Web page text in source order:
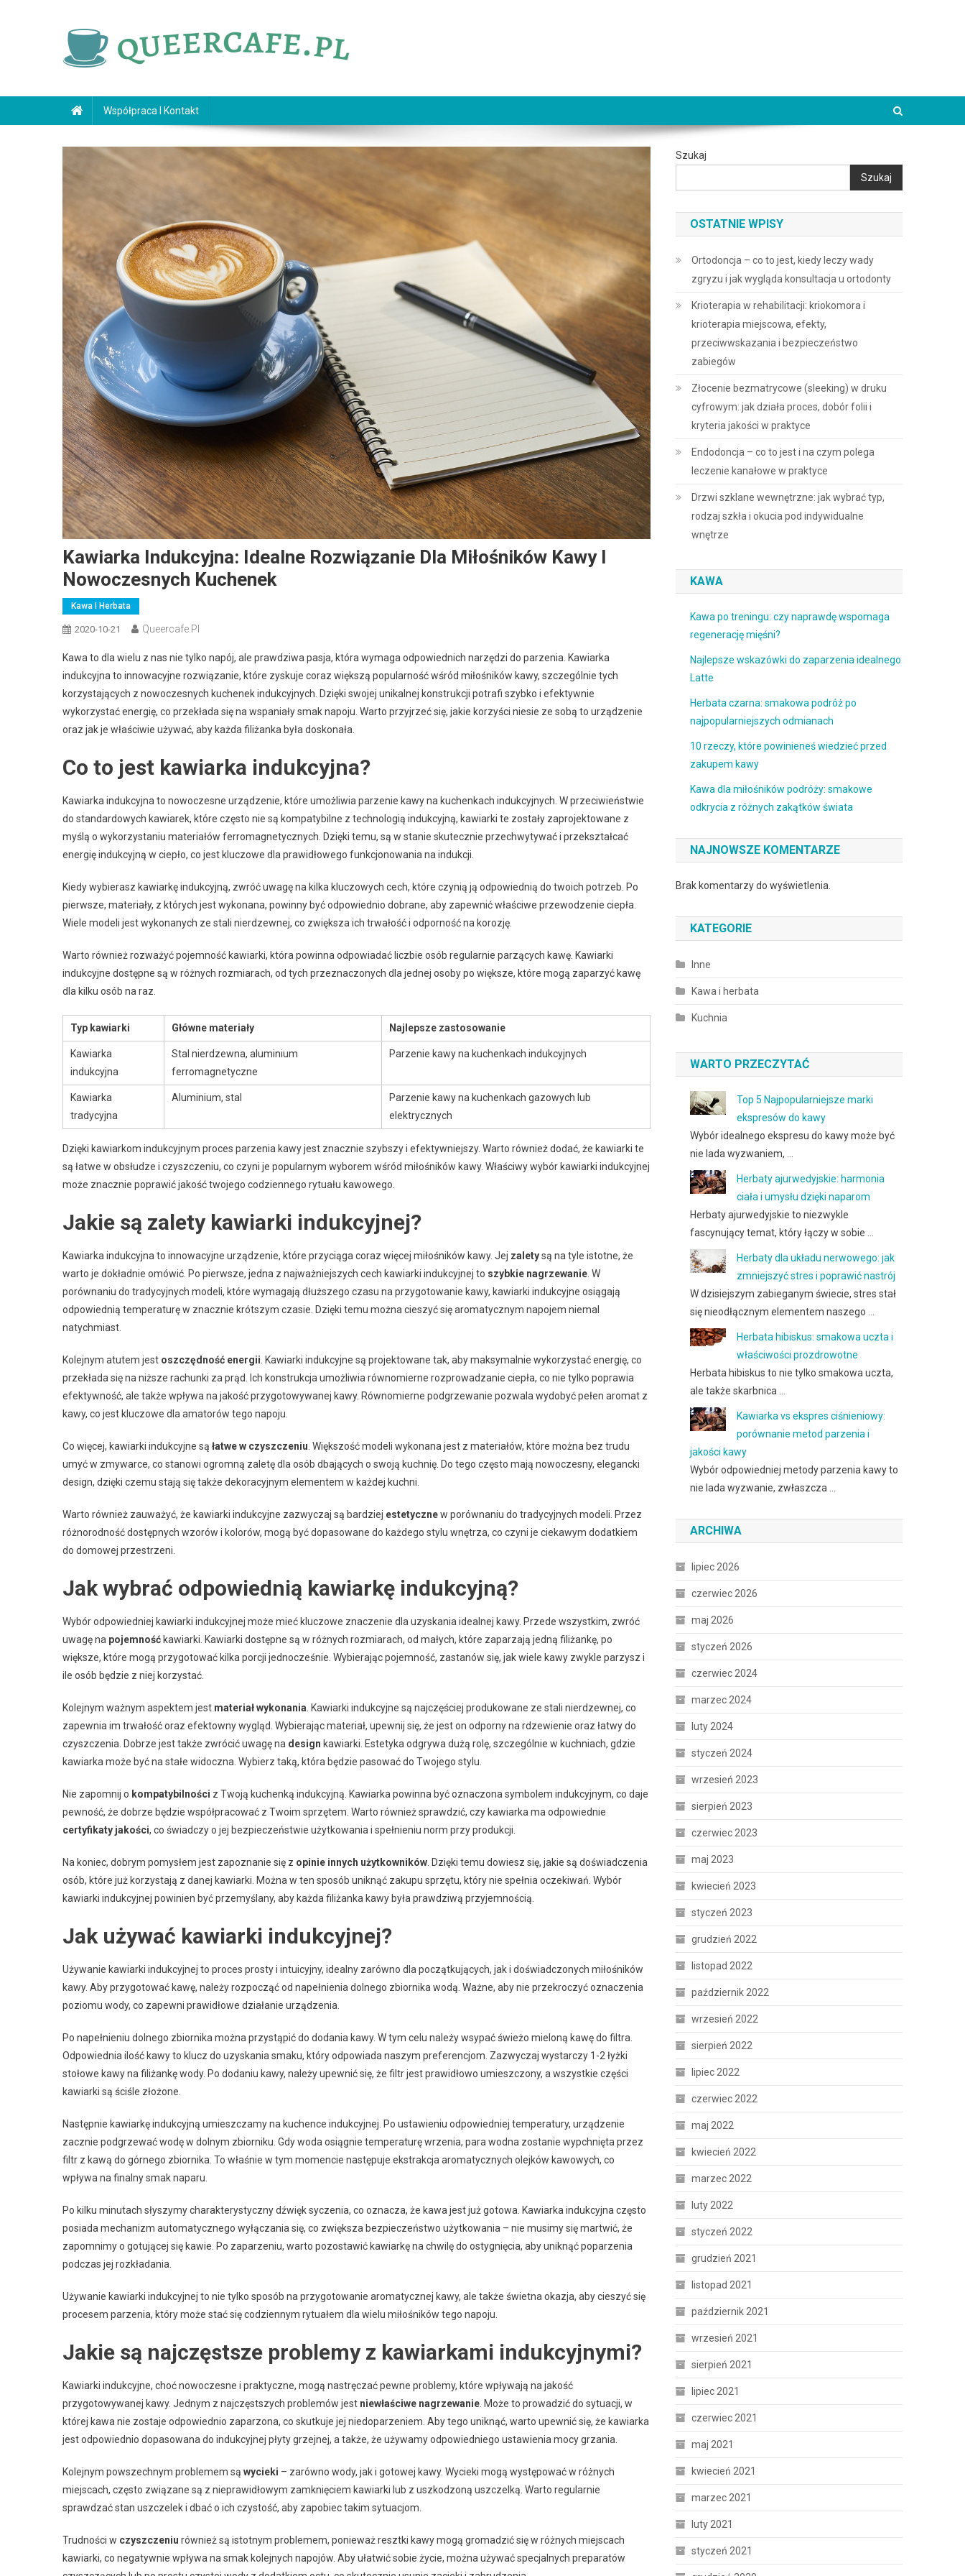
Współpraca I Kontakt
Kawiarka Indukcyjna: Idealne Rozwiązanie Dla Miłośników Kawy I
Nowoczesnych Kuchenek
Kawa I Herbata
2020-10-21 Queercafe.pl
Kawa to dla wielu z nas nie tylko napój, ale prawdziwa pasja, która wymaga odpowiednich narzędzi do parzenia. Kawiarka
indukcyjna to innowacyjne rozwiązanie, które zyskuje coraz większą popularność wśród miłośników kawy, szczególnie tych
korzystających z nowoczesnych kuchenek indukcyjnych. Dzięki swojej unikalnej konstrukcji potrafi szybko i efektywnie
wykorzystać energię, co przekłada się na wspaniały smak napoju. Warto przyjrzeć się, jakie korzyści niesie ze sobą to urządzenie
oraz jak je właściwie używać, aby każda filiżanka była doskonała.
Co to jest kawiarka indukcyjna?
Kawiarka indukcyjna to nowoczesne urządzenie, które umożliwia parzenie kawy na kuchenkach indukcyjnych. W przeciwieństwie
do standardowych kawiarek, które często nie są kompatybilne z technologią indukcyjną, kawiarki te zostały zaprojektowane z
myślą o wykorzystaniu materiałów ferromagnetycznych. Dzięki temu, są w stanie skutecznie przechwytywać i przekształcać
energię indukcyjną w ciepło, co jest kluczowe dla prawidłowego funkcjonowania na indukcji.
Kiedy wybierasz kawiarkę indukcyjną, zwróć uwagę na kilka kluczowych cech, które czynią ją odpowiednią do twoich potrzeb. Po
pierwsze, materiały, z których jest wykonana, powinny być odpowiednio dobrane, aby zapewnić właściwe przewodzenie ciepła.
Wiele modeli jest wykonanych ze stali nierdzewnej, co zwiększa ich trwałość i odporność na korozję.
Warto również rozważyć pojemność kawiarki, która powinna odpowiadać liczbie osób regularnie parzących kawę. Kawiarki
indukcyjne dostępne są w różnych rozmiarach, od tych przeznaczonych dla jednej osoby po większe, które mogą zaparzyć kawę
dla kilku osób na raz.
Typ kawiarki Główne materiały Najlepsze zastosowanie
Kawiarka
indukcyjna
Stal nierdzewna, aluminium
ferromagnetyczne
Parzenie kawy na kuchenkach indukcyjnych
Kawiarka
tradycyjna
Aluminium, stal
Parzenie kawy na kuchenkach gazowych lub
elektrycznych
Dzięki kawiarkom indukcyjnym proces parzenia kawy jest znacznie szybszy i efektywniejszy. Warto również dodać, że kawiarki te
są łatwe w obsłudze i czyszczeniu, co czyni je popularnym wyborem wśród miłośników kawy. Właściwy wybór kawiarki indukcyjnej
może znacznie poprawić jakość twojego codziennego rytuału kawowego.
Jakie są zalety kawiarki indukcyjnej?
Kawiarka indukcyjna to innowacyjne urządzenie, które przyciąga coraz więcej miłośników kawy. Jej zaletysą na tyle istotne, że
warto je dokładnie omówić. Po pierwsze, jedna z najważniejszych cech kawiarki indukcyjnej to szybkie nagrzewanie. W
porównaniu do tradycyjnych modeli, które wymagają dłuższego czasu na przygotowanie kawy, kawiarki indukcyjne osiągają
odpowiednią temperaturę w znacznie krótszym czasie. Dzięki temu można cieszyć się aromatycznym napojem niemal
natychmiast.
Kolejnym atutem jest oszczędność energii. Kawiarki indukcyjne są projektowane tak, aby maksymalnie wykorzystać energię, co
przekłada się na niższe rachunki za prąd. Ich konstrukcja umożliwia równomierne rozprowadzanie ciepła, co nie tylko poprawia
efektywność, ale także wpływa na jakość przygotowywanej kawy. Równomierne podgrzewanie pozwala wydobyć pełen aromat z
kawy, co jest kluczowe dla amatorów tego napoju.
Co więcej, kawiarki indukcyjne są łatwe w czyszczeniu. Większość modeli wykonana jest z materiałów, które można bez trudu
umyć w zmywarce, co stanowi ogromną zaletę dla osób dbających o swoją kuchnię. Do tego często mają nowoczesny, elegancki
design, dzięki czemu stają się także dekoracyjnym elementem w każdej kuchni.
Warto również zauważyć, że kawiarki indukcyjne zazwyczaj są bardziej estetycznew porównaniu do tradycyjnych modeli. Przez
różnorodność dostępnych wzorów i kolorów, mogą być dopasowane do każdego stylu wnętrza, co czyni je ciekawym dodatkiem
do domowej przestrzeni.
Jak wybrać odpowiednią kawiarkę indukcyjną?
Wybór odpowiedniej kawiarki indukcyjnej może mieć kluczowe znaczenie dla uzyskania idealnej kawy. Przede wszystkim, zwróć
uwagę na pojemność kawiarki. Kawiarki dostępne są w różnych rozmiarach, od małych, które zaparzają jedną filiżankę, po
większe, które mogą przygotować kilka porcji jednocześnie. Wybierając pojemność, zastanów się, jak wiele kawy zwykle parzysz i
ile osób będzie z niej korzystać.
Kolejnym ważnym aspektem jest materiał wykonania. Kawiarki indukcyjne są najczęściej produkowane ze stali nierdzewnej, co
zapewnia im trwałość oraz efektowny wygląd. Wybierając materiał, upewnij się, że jest on odporny na rdzewienie oraz łatwy do
czyszczenia. Dobrze jest także zwrócić uwagę na design kawiarki. Estetyka odgrywa dużą rolę, szczególnie w kuchniach, gdzie
kawiarka może być na stałe widoczna. Wybierz taką, która będzie pasować do Twojego stylu.
Nie zapomnij o kompatybilności z Twoją kuchenką indukcyjną. Kawiarka powinna być oznaczona symbolem indukcyjnym, co daje
pewność, że dobrze będzie współpracować z Twoim sprzętem. Warto również sprawdzić, czy kawiarka ma odpowiednie
certyfikaty jakości, co świadczy o jej bezpieczeństwie użytkowania i spełnieniu norm przy produkcji.
Na koniec, dobrym pomysłem jest zapoznanie się z opinie innych użytkowników. Dzięki temu dowiesz się, jakie są doświadczenia
osób, które już korzystają z danej kawiarki. Można w ten sposób uniknąć zakupu sprzętu, który nie spełnia oczekiwań. Wybór
kawiarki indukcyjnej powinien być przemyślany, aby każda filiżanka kawy była prawdziwą przyjemnością.
Jak używać kawiarki indukcyjnej?
Używanie kawiarki indukcyjnej to proces prosty i intuicyjny, idealny zarówno dla początkujących, jak i doświadczonych miłośników
kawy. Aby przygotować kawę, należy rozpocząć od napełnienia dolnego zbiornika wodą. Ważne, aby nie przekroczyć oznaczenia
poziomu wody, co zapewni prawidłowe działanie urządzenia.
Po napełnieniu dolnego zbiornika można przystąpić do dodania kawy. W tym celu należy wsypać świeżo mieloną kawę do filtra.
Odpowiednia ilość kawy to klucz do uzyskania smaku, który odpowiada naszym preferencjom. Zazwyczaj wystarczy 1-2 łyżki
stołowe kawy na filiżankę wody. Po dodaniu kawy, należy upewnić się, że filtr jest prawidłowo umieszczony, a wszystkie części
kawiarki są ściśle złożone.
Następnie kawiarkę indukcyjną umieszczamy na kuchence indukcyjnej. Po ustawieniu odpowiedniej temperatury, urządzenie
zacznie podgrzewać wodę w dolnym zbiorniku. Gdy woda osiągnie temperaturę wrzenia, para wodna zostanie wypchnięta przez
filtr z kawą do górnego zbiornika. To właśnie w tym momencie następuje ekstrakcja aromatycznych olejków kawowych, co
wpływa na finalny smak naparu.
Po kilku minutach słyszymy charakterystyczny dźwięk syczenia, co oznacza, że kawa jest już gotowa. Kawiarka indukcyjna często
posiada mechanizm automatycznego wyłączania się, co zwiększa bezpieczeństwo użytkowania – nie musimy się martwić, że
zapomnimy o gotującej się kawie. Po zaparzeniu, warto pozostawić kawiarkę na chwilę do ostygnięcia, aby uniknąć poparzenia
podczas jej rozkładania.
Używanie kawiarki indukcyjnej to nie tylko sposób na przygotowanie aromatycznej kawy, ale także świetna okazja, aby cieszyć się
procesem parzenia, który może stać się codziennym rytuałem dla wielu miłośników tego napoju.
Jakie są najczęstsze problemy z kawiarkami indukcyjnymi?
Kawiarki indukcyjne, choć nowoczesne i praktyczne, mogą nastręczać pewne problemy, które wpływają na jakość
przygotowywanej kawy. Jednym z najczęstszych problemów jest niewłaściwe nagrzewanie. Może to prowadzić do sytuacji, w
której kawa nie zostaje odpowiednio zaparzona, co skutkuje jej niedoparzeniem. Aby tego uniknąć, warto upewnić się, że kawiarka
jest odpowiednio dopasowana do indukcyjnej płyty grzejnej, a także, że używamy odpowiedniego ustawienia mocy grzania.
Kolejnym powszechnym problemem są wycieki – zarówno wody, jak i gotowej kawy. Wycieki mogą występować w różnych
miejscach, często związane są z nieprawidłowym zamknięciem kawiarki lub z uszkodzoną uszczelką. Warto regularnie
sprawdzać stan uszczelek i dbać o ich czystość, aby zapobiec takim sytuacjom.
Trudności w czyszczeniu również są istotnym problemem, ponieważ resztki kawy mogą gromadzić się w różnych miejscach
kawiarki, co negatywnie wpływa na smak kolejnych napojów. Aby ułatwić sobie życie, można używać specjalnych preparatów
Szukaj
Szukaj
OSTATNIE WPISY
Ortodoncja – co to jest, kiedy leczy wady
zgryzu i jak wygląda konsultacja u ortodonty
Krioterapia w rehabilitacji: kriokomora i
krioterapia miejscowa, efekty,
przeciwwskazania i bezpieczeństwo
zabiegów
Złocenie bezmatrycowe (sleeking) w druku
cyfrowym: jak działa proces, dobór folii i
kryteria jakości w praktyce
Endodoncja – co to jest i na czym polega
leczenie kanałowe w praktyce
Drzwi szklane wewnętrzne: jak wybrać typ,
rodzaj szkła i okucia pod indywidualne
wnętrze
KAWA
Kawa po treningu: czy naprawdę wspomaga
regenerację mięśni?
Najlepsze wskazówki do zaparzenia idealnego
Latte
Herbata czarna: smakowa podróż po
najpopularniejszych odmianach
10 rzeczy, które powinieneś wiedzieć przed
zakupem kawy
Kawa dla miłośników podróży: smakowe
odkrycia z różnych zakątków świata
NAJNOWSZE KOMENTARZE
Brak komentarzy do wyświetlenia.
KATEGORIE
Inne
Kawa i herbata
Kuchnia
WARTO PRZECZYTAĆ
Top 5 Najpopularniejsze marki
ekspresów do kawy
Wybór idealnego ekspresu do kawy może być
nie lada wyzwaniem, …
Herbaty ajurwedyjskie: harmonia
ciała i umysłu dzięki naparom
Herbaty ajurwedyjskie to niezwykle
fascynujący temat, który łączy w sobie …
Herbaty dla układu nerwowego: jak
zmniejszyć stres i poprawić nastrój
W dzisiejszym zabieganym świecie, stres stał
się nieodłącznym elementem naszego …
Herbata hibiskus: smakowa uczta i
właściwości prozdrowotne
Herbata hibiskus to nie tylko smakowa uczta,
ale także skarbnica …
Kawiarka vs ekspres ciśnieniowy:
porównanie metod parzenia i
jakości kawy
Wybór odpowiedniej metody parzenia kawy to
nie lada wyzwanie, zwłaszcza …
ARCHIWA
lipiec 2026
czerwiec 2026
maj 2026
styczeń 2026
czerwiec 2024
marzec 2024
luty 2024
styczeń 2024
wrzesień 2023
sierpień 2023
czerwiec 2023
maj 2023
kwiecień 2023
styczeń 2023
grudzień 2022
listopad 2022
październik 2022
wrzesień 2022
sierpień 2022
lipiec 2022
czerwiec 2022
maj 2022
kwiecień 2022
marzec 2022
luty 2022
styczeń 2022
grudzień 2021
listopad 2021
październik 2021
wrzesień 2021
sierpień 2021
lipiec 2021
czerwiec 2021
maj 2021
kwiecień 2021
marzec 2021
luty 2021
styczeń 2021